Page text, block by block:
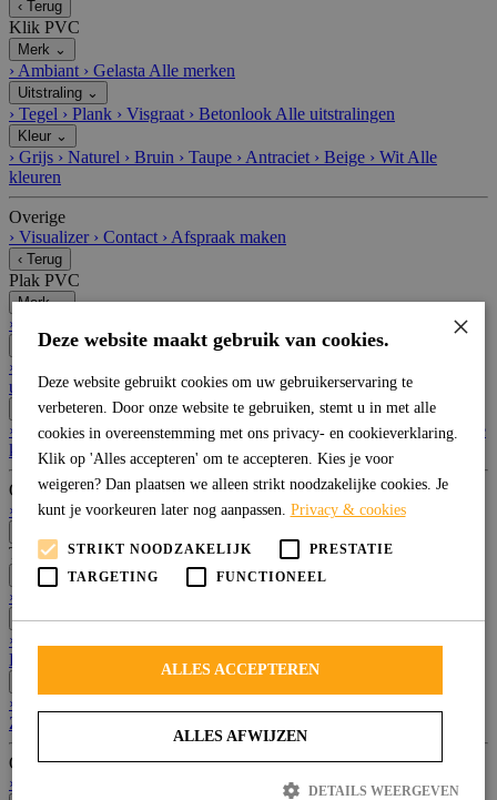
‹ Terug
Klik PVC
Merk ⌄
› Ambiant › Gelasta Alle merken
Uitstraling ⌄
› Tegel › Plank › Visgraat › Betonlook Alle uitstralingen
Kleur ⌄
› Grijs › Naturel › Bruin › Taupe › Antraciet › Beige › Wit Alle
kleuren
Overige
› Visualizer › Contact › Afspraak maken
‹ Terug
Plak PVC
Merk ⌄
›
Uitstraling ⌄
›
uitstralingen
Kleur ⌄
› Beige › Naturel › Grijs › Bruin › Antraciet › Taupe › Betonlook
Alle
kleuren
Overige
›
Visualizer › Contact ›Afspraak maken
Tapijt
Merk ⌄
›
Uitstraling ⌄
›
Extra zacht
Gesneden pool Alle uitstralingen
›
Zwart
Overige
›
Afspraak maken
×
Deze website maakt gebruik van cookies.
Deze website gebruikt cookies om uw gebruikerservaring te
verbeteren. Door onze website te gebruiken, stemt u in met alle
cookies in overeenstemming met ons privacy- en cookieverklaring.
Klik op 'Alles accepteren' om te accepteren. Kies je voor
weigeren? Dan plaatsen we alleen strikt noodzakelijke cookies. Je
kunt je voorkeuren later nog aanpassen. Privacy & cookies
STRIKT NOODZAKELIJK
PRESTATIE
TARGETING
FUNCTIONEEL
ALLES ACCEPTEREN
ALLES AFWIJZEN
DETAILS WEERGEVEN